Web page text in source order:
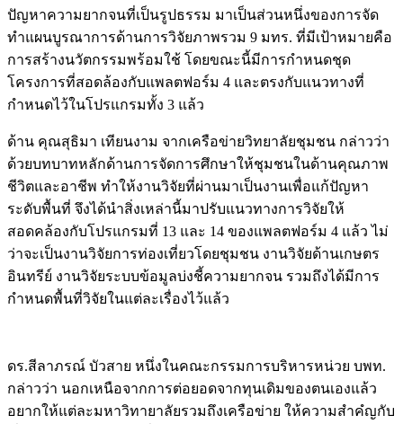
ปัญหาความยากจนที่เป็นรูปธรรม มาเป็นส่วนหนึ่งของการจัด
ทำแผนบูรณาการด้านการวิจัยภาพรวม 9 มทร. ที่มีเป้าหมายคือ
การสร้างนวัตกรรมพร้อมใช้ โดยขณะนี้มีการกำหนดชุด
โครงการที่สอดล้องกับแพลตฟอร์ม 4 และตรงกับแนวทางที่
กำหนดไว้ในโปรแกรมทั้ง 3 แล้ว
ด้าน คุณสุธิมา เทียนงาม จากเครือข่ายวิทยาลัยชุมชน กล่าวว่า
ด้วยบทบาทหลักด้านการจัดการศึกษาให้ชุมชนในด้านคุณภาพ
ชีวิตและอาชีพ ทำให้งานวิจัยที่ผ่านมาเป็นงานเพื่อแก้ปัญหา
ระดับพื้นที่ จึงได้นำสิ่งเหล่านี้มาปรับแนวทางการวิจัยให้
สอดคล้องกับโปรแกรมที่ 13 และ 14 ของแพลตฟอร์ม 4 แล้ว ไม่
ว่าจะเป็นงานวิจัยการท่องเที่ยวโดยชุมชน งานวิจัยด้านเกษตร
อินทรีย์ งานวิจัยระบบข้อมูลบ่งชี้ความยากจน รวมถึงได้มีการ
กำหนดพื้นที่วิจัยในแต่ละเรื่องไว้แล้ว
ดร.สีลาภรณ์ บัวสาย หนึ่งในคณะกรรมการบริหารหน่วย บพท.
กล่าวว่า นอกเหนือจากการต่อยอดจากทุนเดิมของตนเองแล้ว
อยากให้แต่ละมหาวิทายาลัยรวมถึงเครือข่าย ให้ความสำคํญกับ